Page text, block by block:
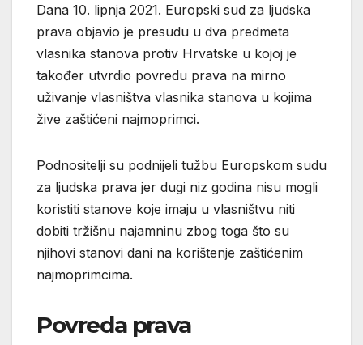
Dana 10. lipnja 2021. Europski sud za ljudska
prava objavio je presudu u dva predmeta
vlasnika stanova protiv Hrvatske u kojoj je
također utvrdio povredu prava na mirno
uživanje vlasništva vlasnika stanova u kojima
žive zaštićeni najmoprimci.
Podnositelji su podnijeli tužbu Europskom sudu
za ljudska prava jer dugi niz godina nisu mogli
koristiti stanove koje imaju u vlasništvu niti
dobiti tržišnu najamninu zbog toga što su
njihovi stanovi dani na korištenje zaštićenim
najmoprimcima.
Povreda prava